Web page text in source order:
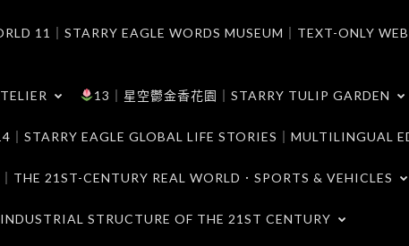
11｜STARRY EAGLE WORDS MUSEUM｜TEXT-ONLY
13｜星空鬱金香花園｜STARRY TULIP GARDEN
｜STARRY EAGLE GLOBAL LIFE STORIES｜MULTILINGUAL
THE 21ST-CENTURY REAL WORLD．SPORTS & VEHICLES
STRUCTURE OF THE 21ST CENTURY